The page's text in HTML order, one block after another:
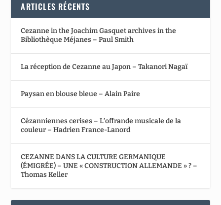
ARTICLES RÉCENTS
Cezanne in the Joachim Gasquet archives in the
Bibliothèque Méjanes – Paul Smith
La réception de Cezanne au Japon – Takanori Nagaï
Paysan en blouse bleue – Alain Paire
Cézanniennes cerises – L’offrande musicale de la
couleur – Hadrien France-Lanord
CEZANNE DANS LA CULTURE GERMANIQUE
(ÉMIGRÉE) – UNE « CONSTRUCTION ALLEMANDE » ? –
Thomas Keller